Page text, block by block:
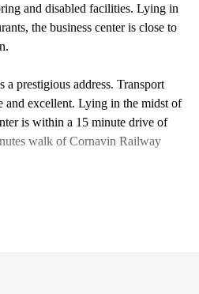
and disabled facilities. Lying in
the business center is close to
a prestigious address. Transport
and excellent. Lying in the midst of
is within a 15 minute drive of
walk of Cornavin Railway